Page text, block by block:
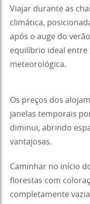
Viajar durante as
climática,
após o auge do
equilíbrio ideal entre
meteorológica.
Os preços dos
janelas temporais
diminui, abrindo
vantajosas.
Caminhar no início
florestas com
completamente